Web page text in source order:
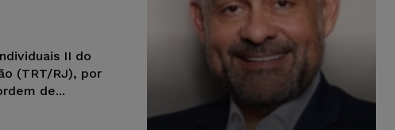
II do
(TRT/RJ), por
de...